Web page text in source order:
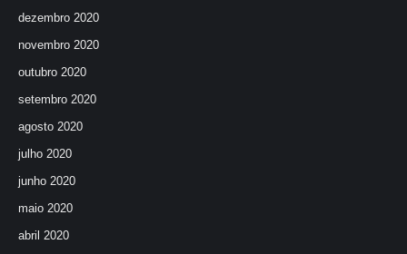
dezembro 2020
novembro 2020
outubro 2020
setembro 2020
agosto 2020
julho 2020
junho 2020
maio 2020
abril 2020